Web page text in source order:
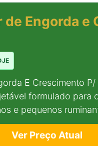
de Engorda e
E Crescimento
formulado para
e pequenos
Ver Preço Atual